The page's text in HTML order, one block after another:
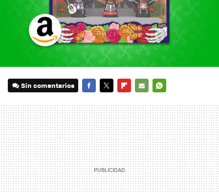
Sin comentarios
MAIL